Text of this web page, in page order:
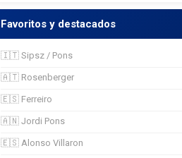
Favoritos y destacados
🇮🇹 Sipsz / Pons
🇦🇹 Rosenberger
🇪🇸 Ferreiro
🇦🇳 Jordi Pons
🇪🇸 Alonso Villaron